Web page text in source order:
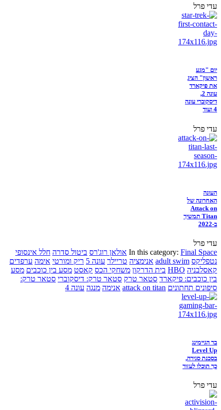
עדי פרל
יום "מגע
ראשון" הציג
את פיקארד
עונה 2,
דיסקוברי עונה
4 ועוד
עדי פרל
העונה
האחרונה של
Attack on
Titan תמשיך
ב-2022
עדי פרל
In this category: Final Space אולאן רוג'רס ביטול סדרה חלל אינסופי
נטפליקס adult swim אנימציה טריילר עונה 5 ריק ומורטי אימה ערפדים
קאסלבניה HBO בית הדרקון משחקי הכס קאסט מסע בין כוכבים מסע
בין כוכבים: פיקארד סטאר טרק סטאר טרק: דיסקוברי סטאר טרק:
סיפונים תחתונים attack on titan אנימה מנגה עונה 4
בר הגיימינג
Level Up
בסכנת סגירה,
כך תוכלו לעזור
עדי פרל